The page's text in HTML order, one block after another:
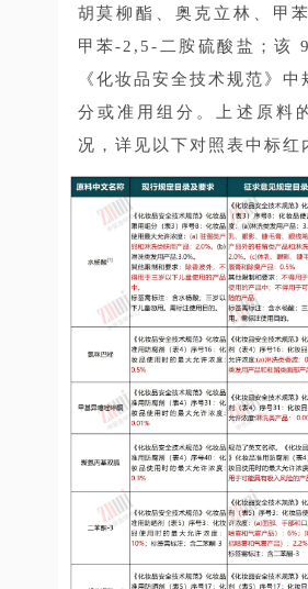
胡莫柳酯、奥克立林、甲
甲苯-2,5-二胺硫酸盐；该
《化妆品安全技术规范》中
分或准用组分。上述原料
况，详见以下对照表中标红